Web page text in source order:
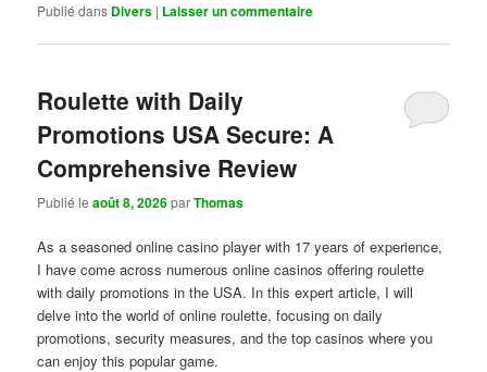
Publié dans Divers | Laisser un commentaire
Roulette with Daily
Promotions USA Secure: A
Comprehensive Review
Publié leaoût 8, 2026parThomas
As a seasoned online casino player with 17 years of experience,
I have come across numerous online casinos offering roulette
with daily promotions in the USA. In this expert article, I will
delve into the world of online roulette, focusing on daily
promotions, security measures, and the top casinos where you
can enjoy this popular game.